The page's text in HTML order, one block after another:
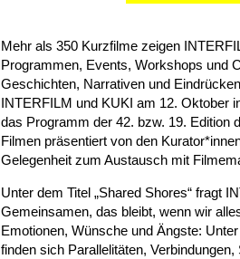
Mehr als 350 Kurzfilme zeigen
Programmen, Events, Workshops und
Geschichten, Narrativen und
INTERFILM und KUKI am 12. Oktober
das Programm der 42. bzw. 19. Edition
Filmen präsentiert von den
Gelegenheit zum Austausch mit
Unter dem Titel „Shared Shores“ fragt
Gemeinsamen, das bleibt, wenn wir
Emotionen, Wünsche und Ängste:
finden sich Parallelitäten,